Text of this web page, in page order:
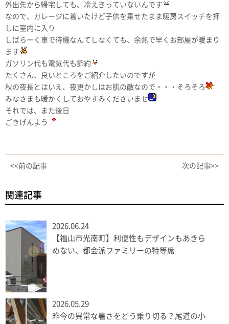
外出先から帰宅しても、冷えきっていないんです
なので、ガレージに着いたけど子供を乗せたまま暖房スイッチを押
しに室内に入り
しばらーく車で待機なんてしなくても、余熱で早くお部屋が暖まり
ます
ガソリン代も電気代も節約
たくさん、良いところをご紹介したいのですが
秋の夜長とはいえ、夜更かしはお肌の敵なので・・・そろそろ
みなさまも暖かくしておやすみくださいませ
それでは、また後日
ごきげんよう
<<前の記事 次の記事>>
関連記事
2026.06.24
【福山市光南町】利便性もデザインもあきら
めない、都会派ファミリーの特等席
2026.05.29
昨今の異常な暑さをどう乗り切る？尾道の小